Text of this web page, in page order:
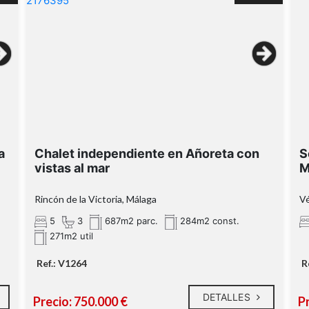
de 51m² a pie de calle con capacidad para al
menos dos vehículos
planta baja
Chalet independiente en Añoreta con
vistas al mar
Rincón de la Victoria, Málaga
5 3 687m2 parc.
284m2 const.
271m2 util
Ref.: V1264
Precio: 750.000 € DETALLES